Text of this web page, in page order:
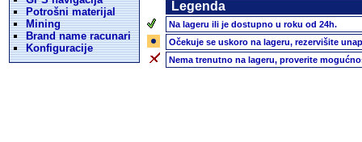
Potrošni materijal
Mining
Brand name racunari
Konfiguracije
Legenda
Na lageru ili je dostupno u roku od 24h.
Očekuje se uskoro na lageru, rezervišite
Nema trenutno na lageru, proverite